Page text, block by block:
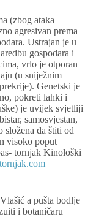
(zbog ataka
agresivan prema
Ustrajan je u
gospodara i
vrlo je otporan
(u sniježnim
Genetski je
pokreti lahki i
je uvijek svjetliji
samosvjestan,
složena da štiti od
visoko poput
tornjak Kinološki
a pušta bodlje
i botaničaru